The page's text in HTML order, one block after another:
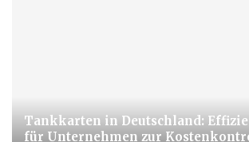
Tankkarten in Deutschland:
für Unternehmen zur